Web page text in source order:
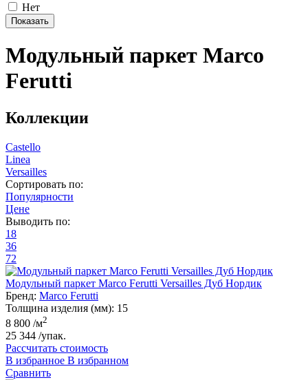
Нет
Модульный паркет Marco
Ferutti
Коллекции
Castello
Linea
Versailles
Сортировать по:
Популярности
Цене
Выводить по:
18
36
72
Модульный паркет Marco Ferutti Versailles Дуб Нордик
Бренд: Marco Ferutti
Толщина изделия (мм): 15
8 800 /м2
25 344 /упак.
Рассчитать стоимость
В избранное В избранном
Сравнить